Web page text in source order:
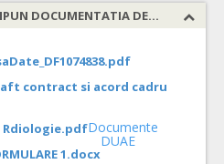
LISTA DE FISIERE CARE COMPUN DOCUMENTATIA DE ATRIBUIRE
contract si acord cadru
Rdiologie.pdf
1.docx
Documente
DUAE